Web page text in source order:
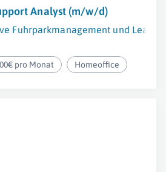
Analyst (m/w/d)
Fuhrparkmanagement und
pro Monat Homeoffice